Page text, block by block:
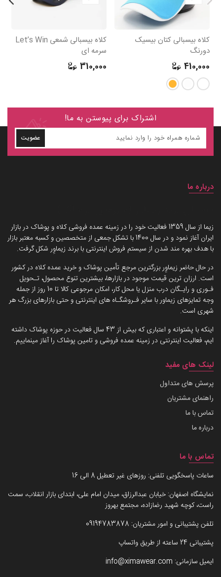
کلاه بیسبالی کتان بیسیک
دورنگ
410,000
کلاه بیسبالی شمعی Let’s Win
سرمه ای
310,000
اشتراک برای پیوستن به ما!
عضویت
درباره ما
زیما از سال 1359 فعالیت خود را در زمینه عمده فروشی کلاه و پوشاک در بازار
ایران آغاز نمود و در سال 1400 با تشکل جمعی از متخصصین و کسبه معتبر بازار
با هدف بهره مند شدن از سیستم فروش اینترنتی با برند زیماوِر شکل گرفت.
در حال حاضر زیماوِر بزرگترین مرجع تأمین پوشاک و خرید عمده کلاه در کشور
است. ارزان ترین قیمت موجود در بازارها، بیشترین تنوع محصول، تـحویل
فـوری و رایـگان درب منزل یا محل کار، امکان مرجوعی کالا تا 10 روز از جمله
وجه تمایزهای زیماور با سایر فـروشگـاه های اینترنتی و حتی بازارهای بزرگ هر
شهری است.
اینکه با پشتوانه و اعتباری که بیش از 43 سال فعالیت در حوزه پوشاک داشته
ایم، فعالیت اینترنتی در زمینه عمده فروشی و تامین پوشاک را آغاز مینماییم.
لینک های مفید
پرسش های متداول
راهنمای مشتریان
تماس با ما
درباره ما
تماس با ما
ساعات پاسخگویی تلفنی: روزهای غیر تعطیل 8 الی 16
نمایشگاه اصفهان: خیابان عبدالرزاق، میدان امام علی، ابتدای بازار انقلاب، سمت
راست، کوچه شهید رضازاده، مجتمع بهروز
تلفن پشتیبانی و امور مشتریان: 09194783878
پشتیبانی 24 ساعته از طریق واتساپ
ایمیل سازمانی: info@ximawear.com